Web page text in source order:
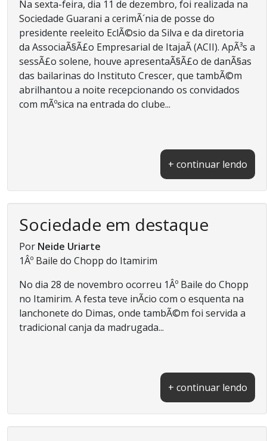
Na sexta-feira, dia 11 de dezembro, foi realizada na
Sociedade Guarani a cerimÃ´nia de posse do
presidente reeleito EclÃ©sio da Silva e da diretoria
da AssociaÃ§Ã£o Empresarial de ItajaÃ­ (ACII). ApÃ³s a
sessÃ£o solene, houve apresentaÃ§Ã£o de danÃ§as
das bailarinas do Instituto Crescer, que tambÃ©m
abrilhantou a noite recepcionando os convidados
com mÃºsica na entrada do clube...
+ continuar lendo
Sociedade em destaque
Por Neide Uriarte
1Âº Baile do Chopp do Itamirim
No dia 28 de novembro ocorreu 1Âº Baile do Chopp
no Itamirim. A festa teve inÃ­cio com o esquenta na
lanchonete do Dimas, onde tambÃ©m foi servida a
tradicional canja da madrugada...
+ continuar lendo